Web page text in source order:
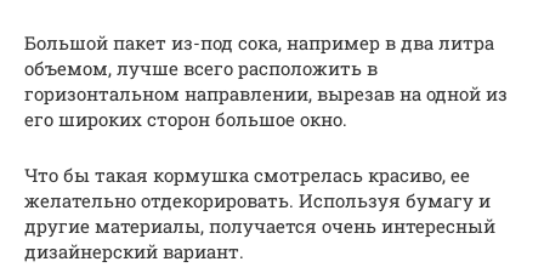
Большой пакет из-под сока, например в два литра
объемом, лучше всего расположить в
горизонтальном направлении, вырезав на одной из
его широких сторон большое окно.
Что бы такая кормушка смотрелась красиво, ее
желательно отдекорировать. Используя бумагу и
другие материалы, получается очень интересный
дизайнерский вариант.